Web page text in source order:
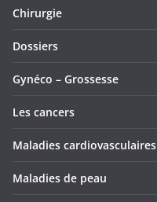
Chirurgie
Dossiers
Gynéco – Grossesse
Les cancers
Maladies cardiovasculaires
Maladies de peau